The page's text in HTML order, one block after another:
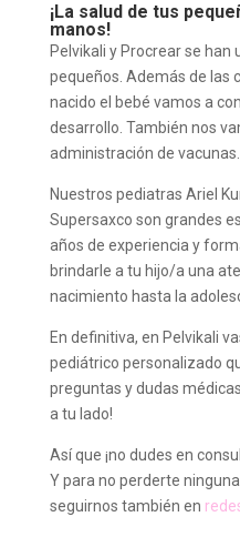
¡La salud de tus
manos!
Pelvikali y Procrear se han
pequeños. Además de las
nacido el bebé vamos a
desarrollo. También nos
administración de vacunas.
Nuestros pediatras Ariel
Supersaxco son grandes
años de experiencia y
brindarle a tu hijo/a una
nacimiento hasta la
En definitiva, en Pelvikali
pediátrico personalizado
preguntas y dudas
a tu lado!
Así que ¡no dudes en
Y para no perderte
seguirnos también en